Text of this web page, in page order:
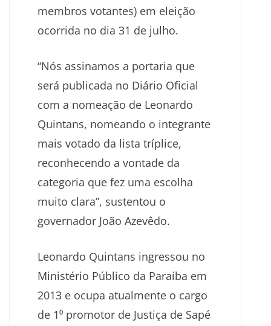
membros votantes) em eleição
ocorrida no dia 31 de julho.
“Nós assinamos a portaria que
será publicada no Diário Oficial
com a nomeação de Leonardo
Quintans, nomeando o integrante
mais votado da lista tríplice,
reconhecendo a vontade da
categoria que fez uma escolha
muito clara”, sustentou o
governador João Azevêdo.
Leonardo Quintans ingressou no
Ministério Público da Paraíba em
2013 e ocupa atualmente o cargo
de 1⁰ promotor de Justiça de Sapé